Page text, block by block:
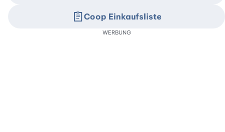
Coop Einkaufsliste
WERBUNG